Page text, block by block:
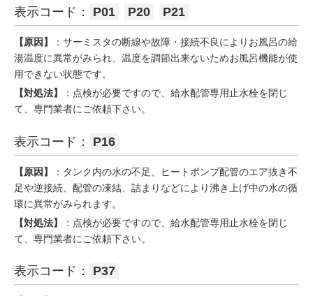
表示コード： P01 P20 P21
【原因】
：サーミスタの断線や故障・接続不良によりお風呂の給
湯温度に異常がみられ、温度を調節出来ないためお風呂機能が使
用できない状態です。
【対処法】
：点検が必要ですので、給水配管専用止水栓を閉じ
て、専門業者にご依頼下さい。
表示コード： P16
【原因】
：タンク内の水の不足、ヒートポンプ配管のエア抜き不
足や逆接続、配管の凍結、詰まりなどにより沸き上げ中の水の循
環に異常がみられます。
【対処法】
：点検が必要ですので、給水配管専用止水栓を閉じ
て、専門業者にご依頼下さい。
表示コード： P37